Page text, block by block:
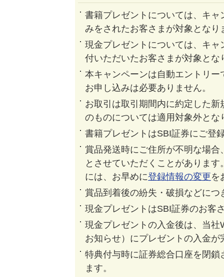
書籍プレゼントについては、キ
みをされたお客さまが対象となり
現金プレゼントについては、キ
付いただいたお客さまが対象とな
本キャンペーンは自動エントリ
お申し込みは必要ありません。
お取引は取引期間内に約定した
のものについては適用対象外とな
書籍プレゼントはSBI証券にご登
賞品発送時にご住所が不明な場
とさせていただくことがありま
には、お早めに登録情報の変更を
賞品到着後の紛失・破損などに
現金プレゼントはSBI証券のお客
現金プレゼントの入金後は、当
お知らせ）にプレゼントの入金
特典付与時に証券総合口座を閉
ます。